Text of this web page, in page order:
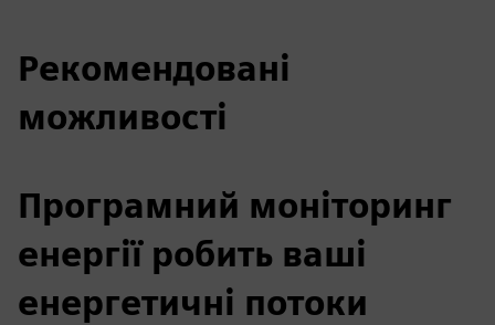
Рекомендовані
можливості
Програмний моніторинг
енергії робить ваші
енергетичні потоки